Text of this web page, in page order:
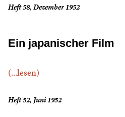
Heft 58, Dezember 1952
Ein japanischer Film
(...lesen)
Heft 52, Juni 1952